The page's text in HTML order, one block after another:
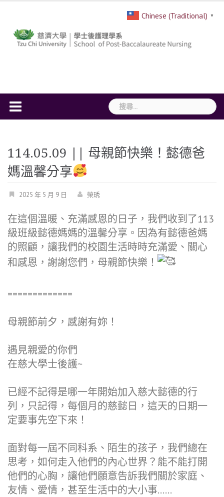
content
搜
尋
鍵
字:
114.05.09 || 母親節快樂！懿德爸
媽溫馨分享
2025 年 5 月 9 日 榮琇
在這個溫暖、充滿感恩的日子，我們收到了113
級班級懿德媽媽的溫馨分享。因為有懿德爸媽
的照顧，讓我們的校園生活時時充滿愛、關心
和感恩，謝謝您們，母親節快樂！
=============
母親節前夕，感謝有妳！
遇見親愛的你們
在慈大學士後護~
已經不記得是哪一年開始加入慈大懿德的行
列，只記得，每個月的慈懿日，這天的日期一
定要事先空下來！
面對每一屆不同科系、陌生的孩子，我們總在
思考，如何走入他們的內心世界？能不能打開
他們的心胸，讓他們願意告訴我們關於家庭、
友情、愛情，甚至生活中的大小事……
Chinese (Traditional) ▼